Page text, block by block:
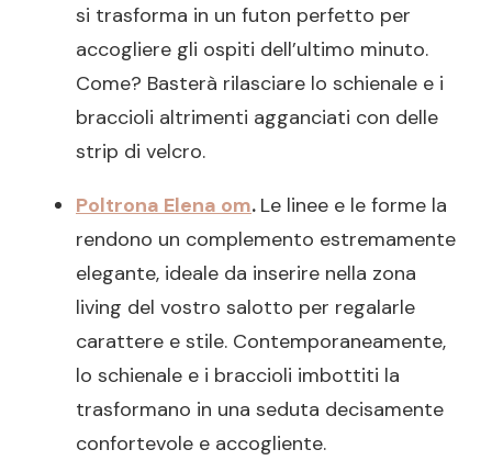
si trasforma in un futon perfetto per
accogliere gli ospiti dell’ultimo minuto.
Come? Basterà rilasciare lo schienale e i
braccioli altrimenti agganciati con delle
strip di velcro.
Poltrona Elena om. Le linee e le forme la
rendono un complemento estremamente
elegante, ideale da inserire nella zona
living del vostro salotto per regalarle
carattere e stile. Contemporaneamente,
lo schienale e i braccioli imbottiti la
trasformano in una seduta decisamente
confortevole e accogliente.